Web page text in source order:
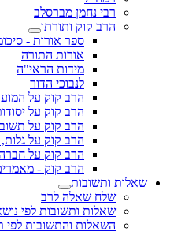
רבי נחמן מברסלב
הרב קוק ותורתו
ספר אורות -
אורות התורה
מידות הראי"ה
לנבוכי הדור
הרב קוק על
הרב קוק על
הרב קוק על
הרב קוק על
הרב קוק על
הרב קוק -
שאלות ותשובות
שלח שאלה לרב
שאלות ותשובות לפי
השאלות והתשובות לפי